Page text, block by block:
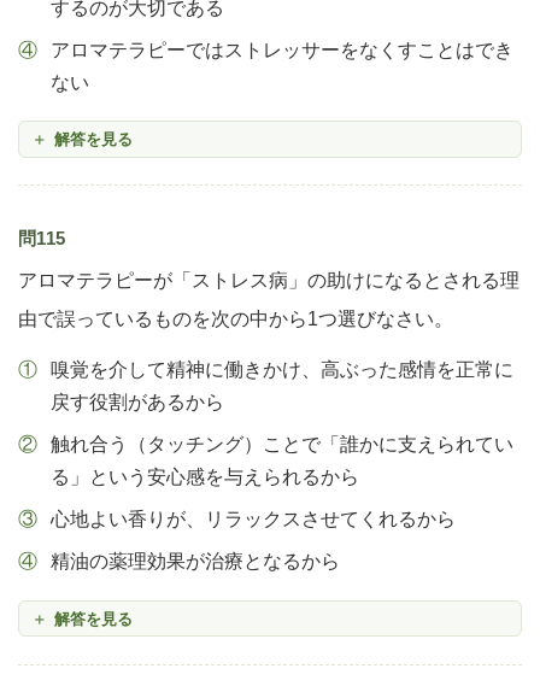
するのが大切である
アロマテラピーではストレッサーをなくすことはでき
ない
解答を見る
問115
アロマテラピーが「ストレス病」の助けになるとされる理
由で誤っているものを次の中から1つ選びなさい。
嗅覚を介して精神に働きかけ、高ぶった感情を正常に
戻す役割があるから
触れ合う（タッチング）ことで「誰かに支えられてい
る」という安心感を与えられるから
心地よい香りが、リラックスさせてくれるから
精油の薬理効果が治療となるから
解答を見る